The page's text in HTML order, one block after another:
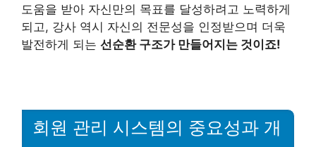
도움을 받아 자신만의 목표를 달성하려고 노력하게
되고, 강사 역시 자신의 전문성을 인정받으며 더욱
발전하게 되는 선순환 구조가 만들어지는 것이죠!
회원 관리 시스템의 중요성과 개